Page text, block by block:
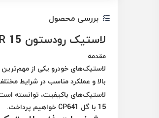
بررسی محصول
لاستیک رودستون 225/60R 15 گل CP641: بررسی کامل و مزایا
مقدمه
لاستیک‌های خودرو یکی از
بالا و عملکرد مناسب در شرایط
15 با گل CP641 خواهیم پرداخت.